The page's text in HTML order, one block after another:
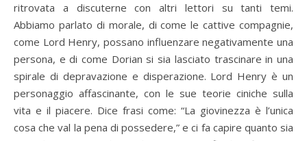
ritrovata a discuterne con altri lettori su tanti temi.
Abbiamo parlato di morale, di come le cattive compagnie,
come Lord Henry, possano influenzare negativamente una
persona, e di come Dorian si sia lasciato trascinare in una
spirale di depravazione e disperazione. Lord Henry è un
personaggio affascinante, con le sue teorie ciniche sulla
vita e il piacere. Dice frasi come: “La giovinezza è l’unica
cosa che val la pena di possedere,” e ci fa capire quanto sia